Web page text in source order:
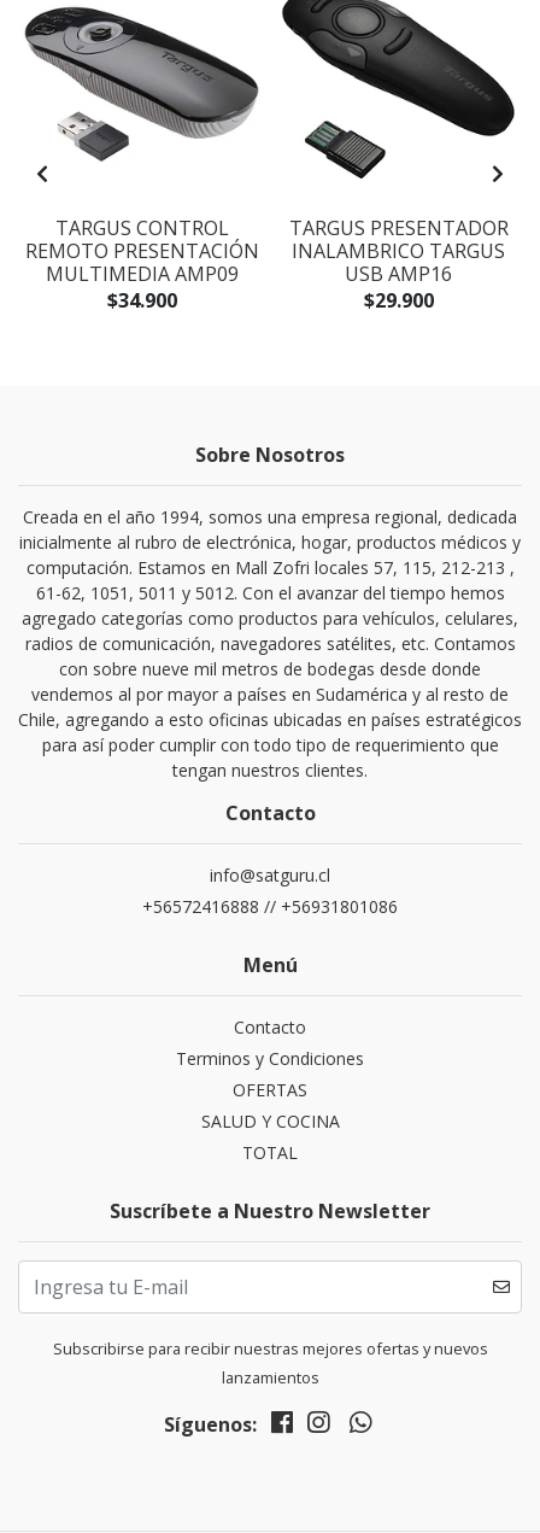
TARGUS CONTROL
REMOTO PRESENTACIÓN
MULTIMEDIA AMP09
$34.900
TARGUS PRESENTADOR
INALAMBRICO TARGUS
USB AMP16
$29.900
Sobre Nosotros
Creada en el año 1994, somos una empresa regional, dedicada
inicialmente al rubro de electrónica, hogar, productos médicos y
computación. Estamos en Mall Zofri locales 57, 115, 212-213 ,
61-62, 1051, 5011 y 5012. Con el avanzar del tiempo hemos
agregado categorías como productos para vehículos, celulares,
radios de comunicación, navegadores satélites, etc. Contamos
con sobre nueve mil metros de bodegas desde donde
vendemos al por mayor a países en Sudamérica y al resto de
Chile, agregando a esto oficinas ubicadas en países estratégicos
para así poder cumplir con todo tipo de requerimiento que
tengan nuestros clientes.
Contacto
info@satguru.cl
+56572416888 // +56931801086
Menú
Contacto
Terminos y Condiciones
OFERTAS
SALUD Y COCINA
TOTAL
Suscríbete a Nuestro Newsletter
Subscribirse para recibir nuestras mejores ofertas y nuevos
lanzamientos
Síguenos: